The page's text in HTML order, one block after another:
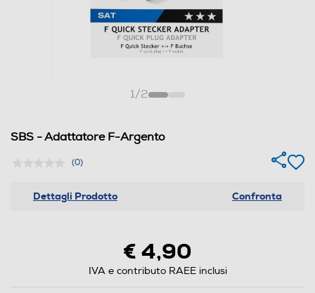
1/2
SBS - Adattatore F-Argento
(0)
Dettagli Prodotto Confronta
€ 4,90
IVA e contributo RAEE inclusi